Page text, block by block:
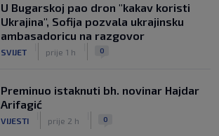
NOGOMET
|
prije 3 h
|
U Bugarskoj pao dron "kakav koristi
Ukrajina", Sofija pozvala ukrajinsku
ambasadoricu na razgovor
SVIJET prije 1 h 0
Preminuo istaknuti bh. novinar Hajdar
Arifagić
VIJESTI prije 2 h 0